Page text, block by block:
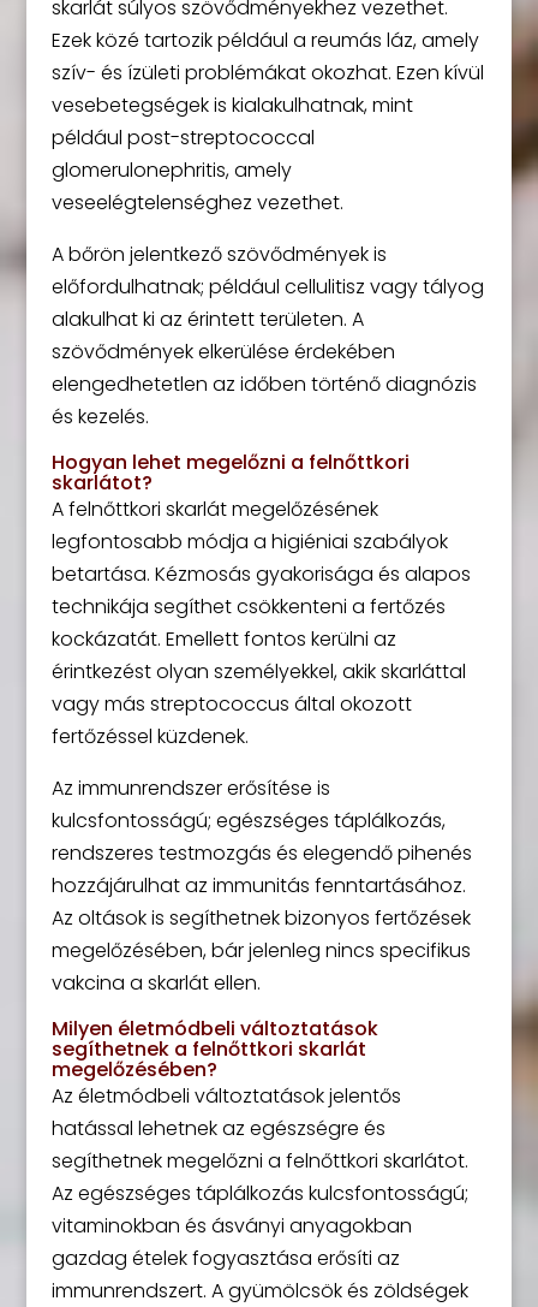
skarlát súlyos szövődményekhez vezethet.
Ezek közé tartozik például a reumás láz, amely
szív- és ízületi problémákat okozhat. Ezen kívül
vesebetegségek is kialakulhatnak, mint
például post-streptococcal
glomerulonephritis, amely
veseelégtelenséghez vezethet.
A bőrön jelentkező szövődmények is
előfordulhatnak; például cellulitisz vagy tályog
alakulhat ki az érintett területen. A
szövődmények elkerülése érdekében
elengedhetetlen az időben történő diagnózis
és kezelés.
Hogyan lehet megelőzni a felnőttkori
skarlátot?
A felnőttkori skarlát megelőzésének
legfontosabb módja a higiéniai szabályok
betartása. Kézmosás gyakorisága és alapos
technikája segíthet csökkenteni a fertőzés
kockázatát. Emellett fontos kerülni az
érintkezést olyan személyekkel, akik skarláttal
vagy más streptococcus által okozott
fertőzéssel küzdenek.
Az immunrendszer erősítése is
kulcsfontosságú; egészséges táplálkozás,
rendszeres testmozgás és elegendő pihenés
hozzájárulhat az immunitás fenntartásához.
Az oltások is segíthetnek bizonyos fertőzések
megelőzésében, bár jelenleg nincs specifikus
vakcina a skarlát ellen.
Milyen életmódbeli változtatások
segíthetnek a felnőttkori skarlát
megelőzésében?
Az életmódbeli változtatások jelentős
hatással lehetnek az egészségre és
segíthetnek megelőzni a felnőttkori skarlátot.
Az egészséges táplálkozás kulcsfontosságú;
vitaminokban és ásványi anyagokban
gazdag ételek fogyasztása erősíti az
immunrendszert. A gyümölcsök és zöldségek